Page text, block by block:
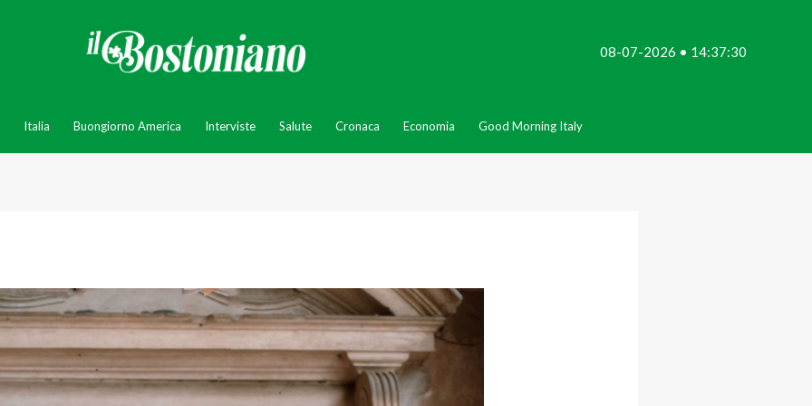
08-07-2026 • 14:37:30
Italia Buongiorno America Interviste Salute Cronaca Economia Good Morning Italy